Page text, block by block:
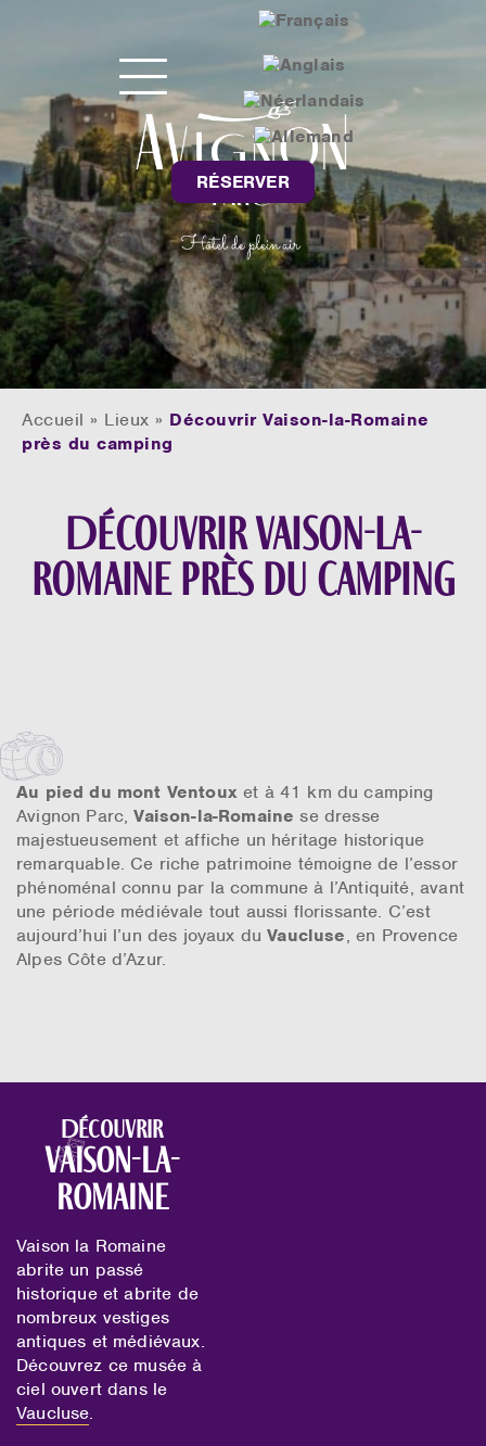
RÉSERVER
Accueil » Lieux » Découvrir Vaison-la-Romaine
près du camping
Découvrir Vaison-la-
Romaine près du camping
Au pied du mont Ventouxet à 41 km du camping
Avignon Parc,Vaison-la-Romaine se dresse
majestueusement et affiche un héritage historique
remarquable. Ce riche patrimoine témoigne de l’essor
phénoménal connu par la commune à l’Antiquité, avant
une période médiévale tout aussi florissante. C’est
aujourd’hui l’un des joyaux duVaucluse, en Provence
Alpes Côte d’Azur.
Découvrir
Vaison-la-
Romaine
Vaison la Romaine
abrite un passé
historique et abrite de
nombreux vestiges
antiques et médiévaux.
Découvrez ce musée à
ciel ouvert dans le
Vaucluse.